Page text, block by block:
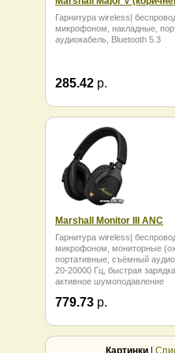
Гарнитура wireless|
микрофоном, накладные,
аудиокабель, Bluetooth 5.3
285.42 р.
Marshall Monitor III ANC
Гарнитура wireless|
микрофоном, мониторные
портативные, съёмный
20-20000 Гц, быстрая
активное шумоподавление
779.73 р.
Картинки|